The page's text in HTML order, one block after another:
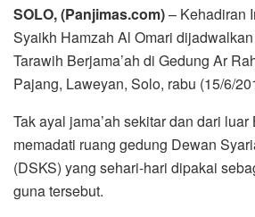
SOLO, (Panjimas.com)– Kehadiran
Syaikh Hamzah Al Omari
Tarawih Berjama’ah di Gedung Ar
Pajang, Laweyan, Solo, rabu (15/6/
Tak ayal jama’ah sekitar dan dari luar
memadati ruang gedung Dewan
(DSKS) yang sehari-hari dipakai
guna tersebut.